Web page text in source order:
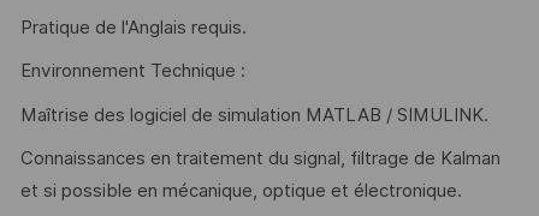
Pratique de l'Anglais requis.
Environnement Technique :
Maîtrise des logiciel de simulation MATLAB / SIMULINK.
Connaissances en traitement du signal, filtrage de Kalman
et si possible en mécanique, optique et électronique.